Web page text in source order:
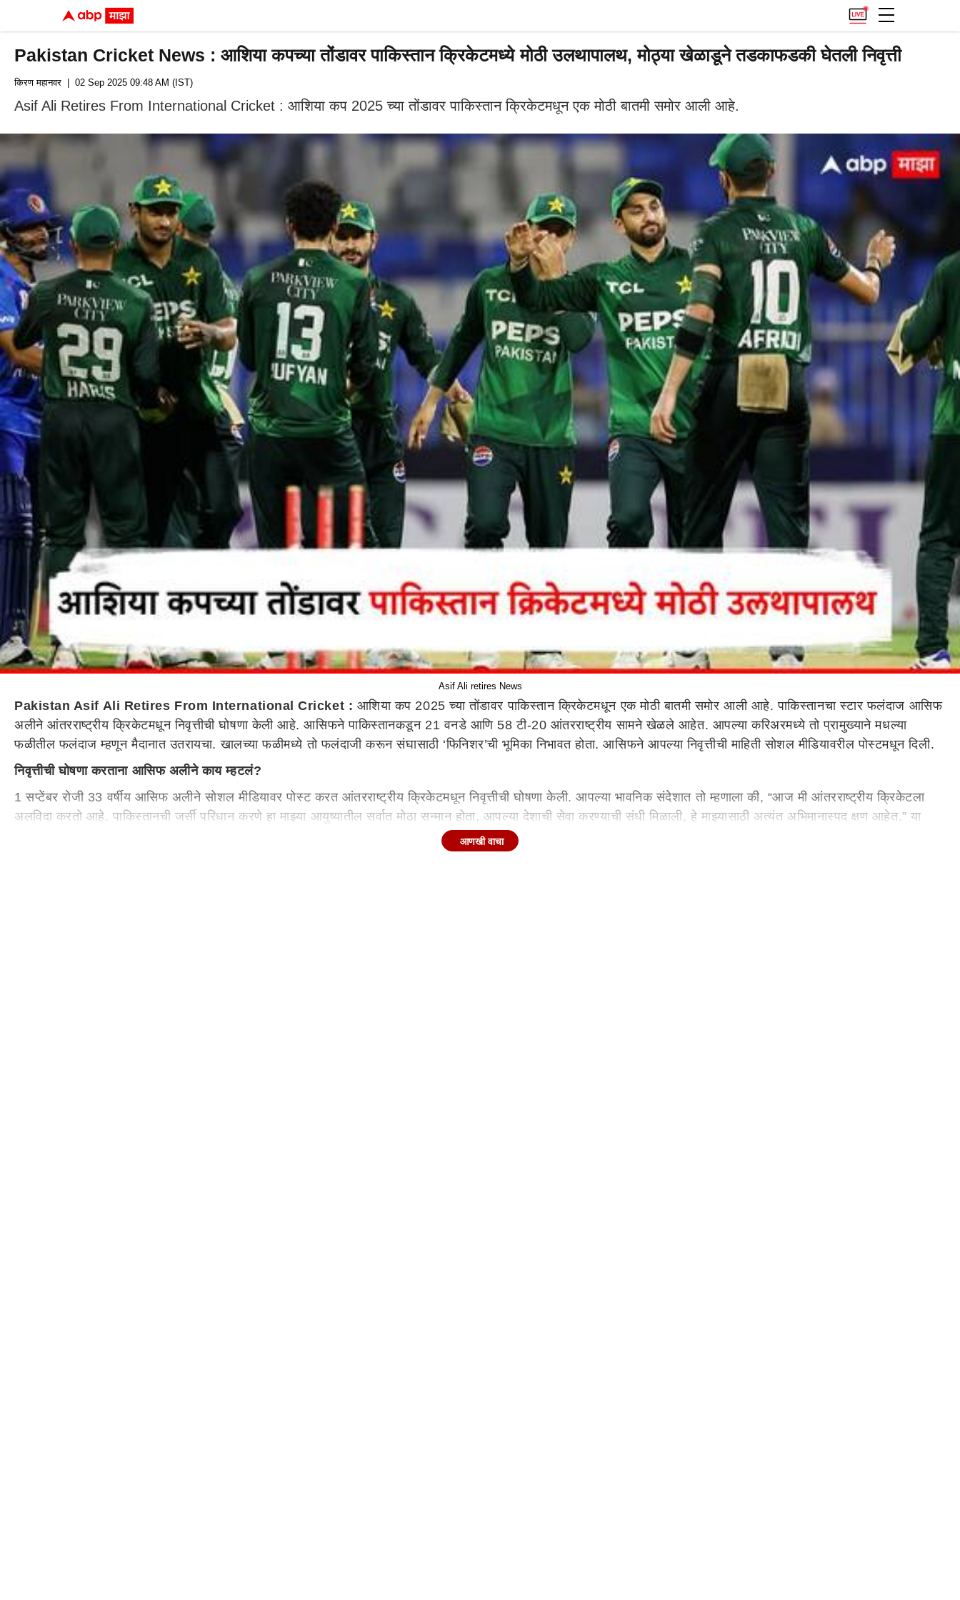
Pakistan Cricket News : आशिया कपच्या तोंडावर पाकिस्तान क्रिकेटमध्ये मोठी उलथापालथ, मोठ्या खेळाडूने तडकाफडकी घेतली निवृत्ती
किरण महानवर | 02 Sep 2025 09:48 AM (IST)
Asif Ali Retires From International Cricket : आशिया कप 2025 च्या तोंडावर पाकिस्तान क्रिकेटमधून एक मोठी बातमी समोर आली आहे.
Asif Ali retires News
Pakistan Asif Ali Retires From International Cricket : आशिया कप 2025 च्या तोंडावर पाकिस्तान क्रिकेटमधून एक मोठी बातमी समोर आली आहे. पाकिस्तानचा स्टार फलंदाज आसिफ
अलीने आंतरराष्ट्रीय क्रिकेटमधून निवृत्तीची घोषणा केली आहे. आसिफने पाकिस्तानकडून 21 वनडे आणि 58 टी-20 आंतरराष्ट्रीय सामने खेळले आहेत. आपल्या करिअरमध्ये तो प्रामुख्याने मधल्या
फळीतील फलंदाज म्हणून मैदानात उतरायचा. खालच्या फळीमध्ये तो फलंदाजी करून संघासाठी ‘फिनिशर’ची भूमिका निभावत होता. आसिफने आपल्या निवृत्तीची माहिती सोशल मीडियावरील पोस्टमधून दिली.
निवृत्तीची घोषणा करताना आसिफ अलीने काय म्हटलं?
1 सप्टेंबर रोजी 33 वर्षीय आसिफ अलीने सोशल मीडियावर पोस्ट करत आंतरराष्ट्रीय क्रिकेटमधून निवृत्तीची घोषणा केली. आपल्या भावनिक संदेशात तो म्हणाला की, “आज मी आंतरराष्ट्रीय क्रिकेटला
अलविदा करतो आहे. पाकिस्तानची जर्सी परिधान करणे हा माझ्या आयुष्यातील सर्वात मोठा सन्मान होता. आपल्या देशाची सेवा करण्याची संधी मिळाली, हे माझ्यासाठी अत्यंत अभिमानास्पद क्षण आहेत.” या
आणखी वाचा